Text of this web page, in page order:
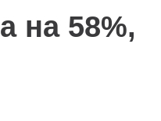
на 58%,